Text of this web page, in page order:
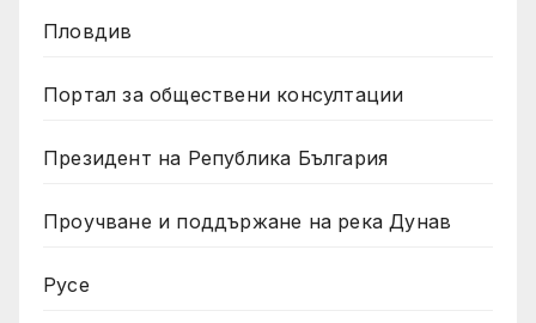
Пловдив
Портал за обществени консултации
Президент на Република България
Проучване и поддържане на река Дунав
Русе